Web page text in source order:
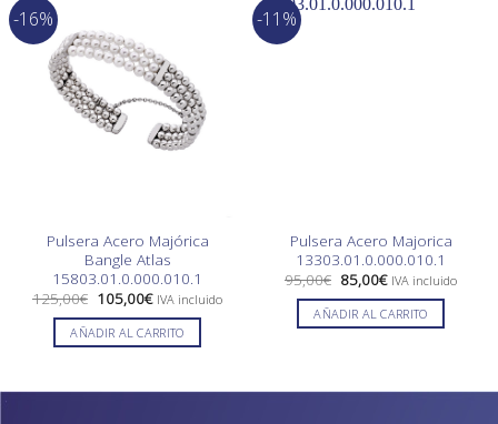
-16%
Pulsera Acero Majórica
Bangle Atlas
15803.01.0.000.010.1
125,00€ El
precio
original
era:
105,00€El
actual
es:
IVA incluido
AÑADIR AL CARRITO
-11%
Pulsera Acero Majorica
13303.01.0.000.010.1
95,00€ El
precio
original
era:
85,00€El
actual
es:
IVA incluido
AÑADIR AL CARRITO